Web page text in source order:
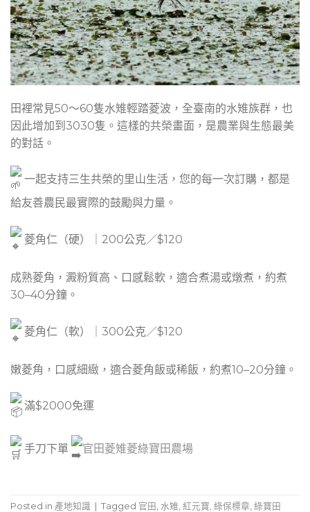
田裡常見50～60隻水雉輕踏菱波，全臺南的水雉族群，也
因此增加到3030隻。這樣的共榮畫面，是農業與生態最美
的對話。
一起支持三生共榮的里山生活，您的每一次訂購，都是
給友善農民最實際的鼓勵與力量。
菱角仁（硬）｜200公克／$120
成熟菱角，澱粉質高、口感鬆軟，適合煮湯或燉煮，約煮
30–40分鐘。
菱角仁（軟）｜300公克／$120
嫩菱角，口感細緻，適合菱角飯或稀飯，約煮10–20分鐘。
滿$2000免運
手刀下單 官田菱雉菱綠寶田農場
Posted in 產地知識 Tagged 官田 , 水雉, 紅元寶, 綠保標章, 綠寶田